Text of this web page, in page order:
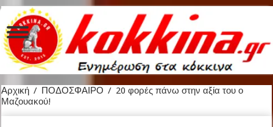
Αρχική / ΠΟΔΟΣΦΑΙΡΟ / 20 φορές πάνω στην αξία του ο
Μαζουακού!